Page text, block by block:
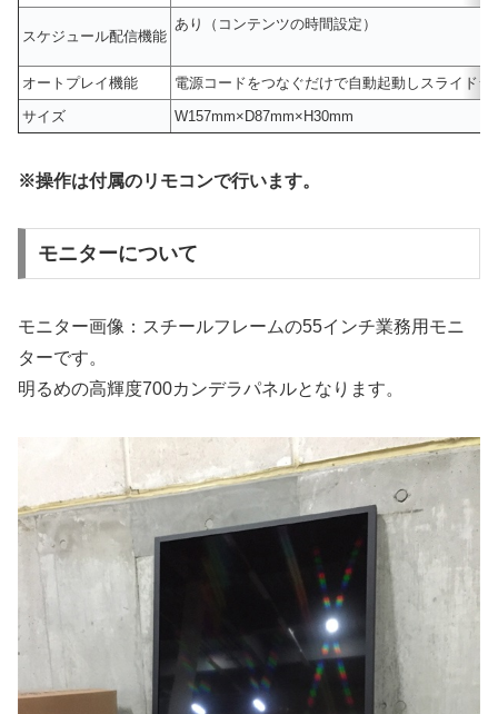
スケジュール配信機能
あり（コンテンツの時間設定）
オートプレイ機能
電源コードをつなぐだけで自動起動しスライド
サイズ
W157mm×D87mm×H30mm
※操作は付属のリモコンで行います。
モニターについて
モニター画像：スチールフレームの55インチ業務用モニ
ターです。
明るめの高輝度700カンデラパネルとなります。